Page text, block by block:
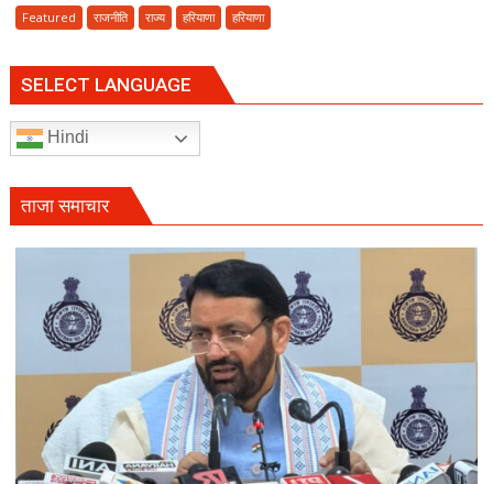
महोत्सव,
हमारी
व्यक्तिगत
Featured राजनीति राज्य हरियाणा हरियाणा
SELECT LANGUAGE
Hindi
ताजा समाचार